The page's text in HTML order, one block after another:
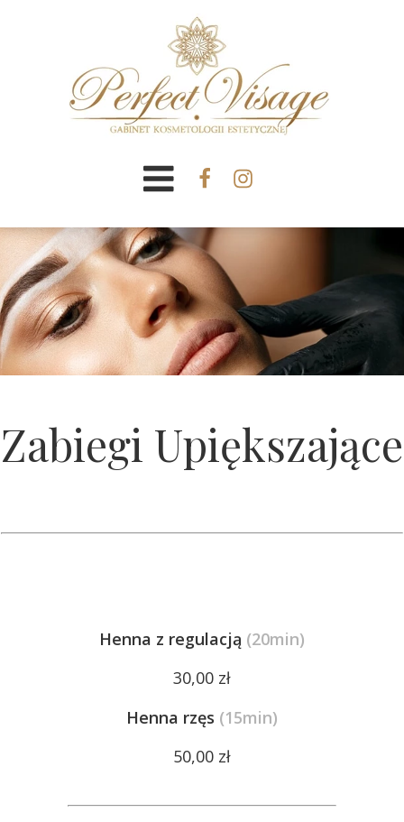
Zabiegi Upiększające
Henna rzęs (15min)
30,00 zł
Henna z regulacją (20min)
50,00 zł